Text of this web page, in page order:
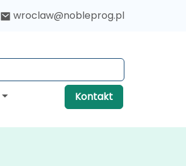
wroclaw@nobleprog.pl
Kontakt